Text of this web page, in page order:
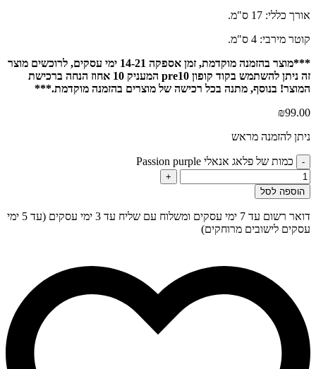
אורך כללי: 17 ס"מ.
קוטר מירבי: 4 ס"מ.
***מוצר בהזמנה מוקדמת, זמן אספקה 14-21 ימי עסקים, לרוכשים מוצר
זה ניתן להשתמש בקוד קופון pre10 המעניק 10 אחוז הנחה ברכישת
המוצר! בנוסף, מתנה בכל רכישה של מוצרים בהזמנה מוקדמת.***
₪99.00
ניתן להזמנה מראש
- כמות של פלאג אנאלי Passion purple
+
הוספה לסל
דואר רשום עד 7 ימי עסקים ומשלוח עם שליח עד 3 ימי עסקים (עד 5 ימי
עסקים לישובים מרוחקים)